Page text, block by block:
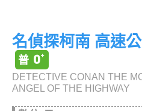
名偵探柯南 高速
DETECTIVE CONAN THE
ANGEL OF THE HIGHWAY